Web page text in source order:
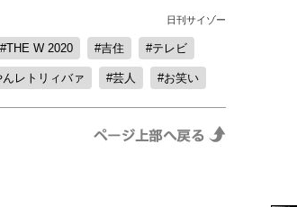
日刊サイゾー
THE W 2020 吉住 テレビ
レトリィバァ 芸人 お笑い